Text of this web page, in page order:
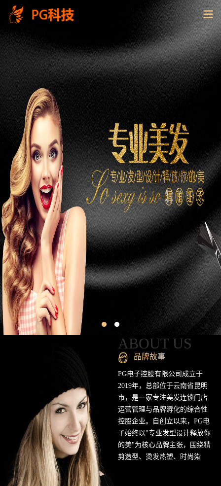
PG
电
子
控
股
有
限
公
司-
云
南
昆
明
专
业
美
发
连
方
网
站
ABOUT US
品牌故事
PG电子控股有限公司成立于
2019年，总部位于云南省昆明
市，是一家专注美发连锁门店
运营管理与品牌孵化的综合性
控股企业。自创立以来，PG电
子始终以"专业发型设计释放你
的美"为核心品牌主张，围绕精
剪造型、烫发热塑、时尚染